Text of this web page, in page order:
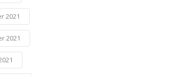
2021
2021